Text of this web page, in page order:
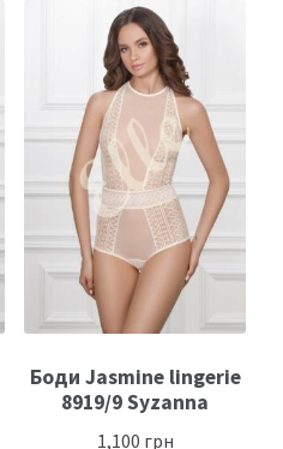
Боди Jasmine lingerie
8919/9 Syzanna
1,100 грн